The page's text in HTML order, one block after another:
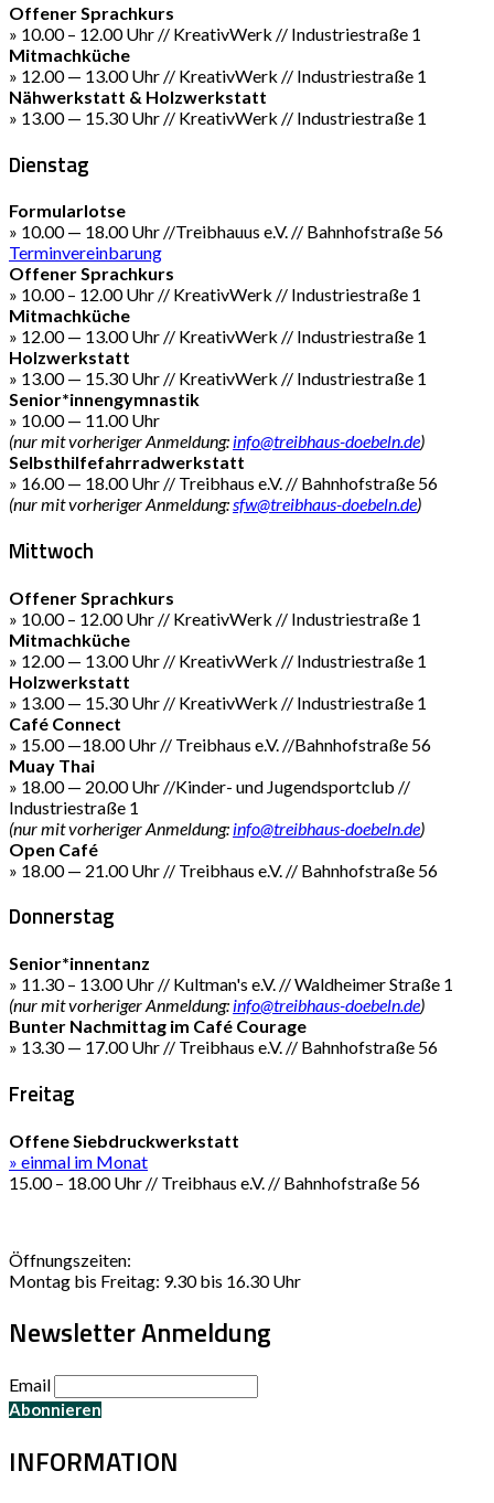
Offener Sprachkurs
» 10.00 – 12.00 Uhr // KreativWerk // Industriestraße 1
Mitmachküche
» 12.00 — 13.00 Uhr // KreativWerk // Industriestraße 1
Nähwerkstatt & Holzwerkstatt
» 13.00 — 15.30 Uhr // KreativWerk // Industriestraße 1
Dienstag
Formularlotse
» 10.00 — 18.00 Uhr //Treibhauus e.V. // Bahnhofstraße 56
Terminvereinbarung
Offener Sprachkurs
» 10.00 – 12.00 Uhr // KreativWerk // Industriestraße 1
Mitmachküche
» 12.00 — 13.00 Uhr // KreativWerk // Industriestraße 1
Holzwerkstatt
» 13.00 — 15.30 Uhr // KreativWerk // Industriestraße 1
Senior*innengymnastik
» 10.00 — 11.00 Uhr
(nur mit vorheriger Anmeldung: info@treibhaus-doebeln.de)
Selbsthilfefahrradwerkstatt
» 16.00 — 18.00 Uhr // Treibhaus e.V. // Bahnhofstraße 56
(nur mit vorheriger Anmeldung:sfw@treibhaus-doebeln.de)
Mittwoch
Offener Sprachkurs
» 10.00 – 12.00 Uhr // KreativWerk // Industriestraße 1
Mitmachküche
» 12.00 — 13.00 Uhr // KreativWerk // Industriestraße 1
Holzwerkstatt
» 13.00 — 15.30 Uhr // KreativWerk // Industriestraße 1
Café Connect
» 15.00 —18.00 Uhr // Treibhaus e.V. //Bahnhofstraße 56
Muay Thai
» 18.00 — 20.00 Uhr //Kinder- und Jugendsportclub //
Industriestraße 1
(nur mit vorheriger Anmeldung: info@treibhaus-doebeln.de)
Open Café
» 18.00 — 21.00 Uhr // Treibhaus e.V. // Bahnhofstraße 56
Donnerstag
Senior*innentanz
» 11.30 – 13.00 Uhr // Kultman's e.V. // Waldheimer Straße 1
(nur mit vorheriger Anmeldung: info@treibhaus-doebeln.de)
Bunter Nachmittag im Café Courage
» 13.30 — 17.00 Uhr // Treibhaus e.V. // Bahnhofstraße 56
Freitag
Offene Siebdruckwerkstatt
» einmal im Monat
15.00 – 18.00 Uhr // Treibhaus e.V. // Bahnhofstraße 56
Öffnungszeiten:
Montag bis Freitag: 9.30 bis 16.30 Uhr
Newsletter Anmeldung
Email
INFORMATION